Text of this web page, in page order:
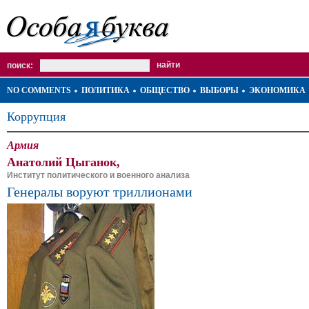
поиск:
NO COMMENTS ПОЛИТИКА ОБЩЕСТВО ВЫБОРЫ ЭКОНОМИКА
Коррупция
Армия
Анатолий Цыганок,
Институт политического и военного анализа
Генералы воруют триллионами